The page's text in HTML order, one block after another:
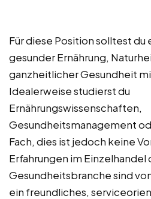
Für diese Position solltest du
gesunder Ernährung,
ganzheitlicher Gesundheit
Idealerweise studierst du
Ernährungswissenschaften,
Gesundheitsmanagement
Fach, dies ist jedoch keine
Erfahrungen im Einzelhandel
Gesundheitsbranche sind
ein freundliches,